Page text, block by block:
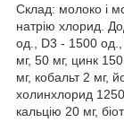
Склад: молоко і
натрію хлорид.
од., D3 - 1500
мг, 50 мг, цинк
мг, кобальт 2 мг,
холинхлорид
кальцію 20 мг,